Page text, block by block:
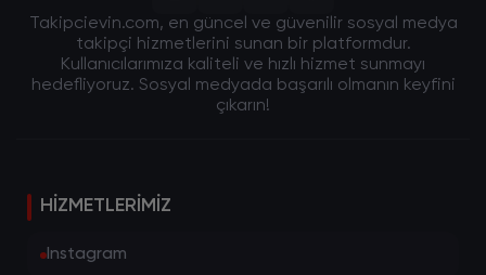
Takipcievin.com, en güncel ve güvenilir sosyal medya
takipçi hizmetlerini sunan bir platformdur.
Kullanıcılarımıza kaliteli ve hızlı hizmet sunmayı
hedefliyoruz. Sosyal medyada başarılı olmanın keyfini
çıkarın!
HIZMETLERIMIZ
Instagram